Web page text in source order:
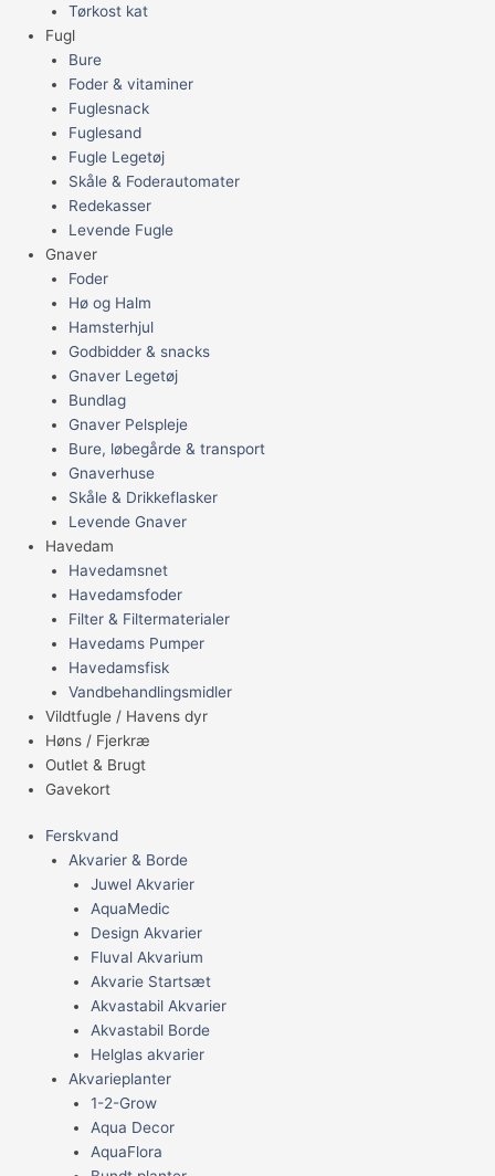
Tørkost kat
Fugl
Bure
Foder & vitaminer
Fuglesnack
Fuglesand
Fugle Legetøj
Skåle & Foderautomater
Redekasser
Levende Fugle
Gnaver
Foder
Hø og Halm
Hamsterhjul
Godbidder & snacks
Gnaver Legetøj
Bundlag
Gnaver Pelspleje
Bure, løbegårde & transport
Gnaverhuse
Skåle & Drikkeflasker
Levende Gnaver
Havedam
Havedamsnet
Havedamsfoder
Filter & Filtermaterialer
Havedams Pumper
Havedamsfisk
Vandbehandlingsmidler
Vildtfugle / Havens dyr
Høns / Fjerkræ
Outlet & Brugt
Gavekort
Ferskvand
Akvarier & Borde
Juwel Akvarier
AquaMedic
Design Akvarier
Fluval Akvarium
Akvarie Startsæt
Akvastabil Akvarier
Akvastabil Borde
Helglas akvarier
Akvarieplanter
1-2-Grow
Aqua Decor
AquaFlora